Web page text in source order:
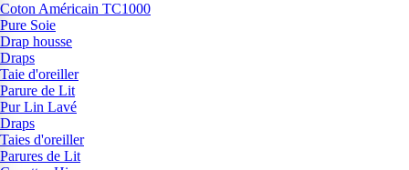
Coton Américain TC1000
Pure Soie
Drap housse
Draps
Taie d'oreiller
Parure de Lit
Pur Lin Lavé
Draps
Taies d'oreiller
Parures de Lit